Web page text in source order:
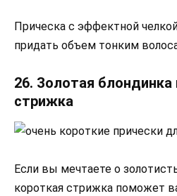
Прическа с эффектной
придать объем тонким
26. Золотая
стрижка
Если вы мечтаете о
короткая стрижка поможет